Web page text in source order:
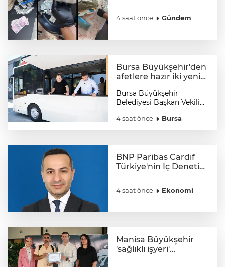
4 saat önce Gündem
Bursa Büyükşehir'den
afetlere hazır iki yeni
Bursa Büyükşehir
Belediyesi Başkan Vekili
hazırlık planı kapsamında
Büyükşehir ekiplerince
ikram’ ve ‘mobil şarj
istasyonu’ araçlarının
4 saat önce Bursa
BNP Paribas Cardif
Türkiye'nin İç Denetim
Güneş oldu
4 saat önce Ekonomi
Manisa Büyükşehir
'sağlıklı işyeri'